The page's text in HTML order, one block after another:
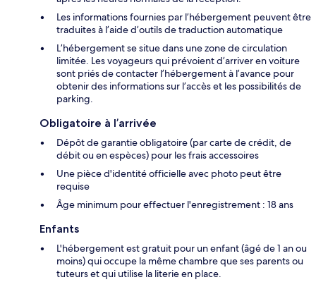
Les informations fournies par l’hébergement peuvent être
traduites à l’aide d’outils de traduction automatique
L’hébergement se situe dans une zone de circulation
limitée. Les voyageurs qui prévoient d’arriver en voiture
sont priés de contacter l’hébergement à l’avance pour
obtenir des informations sur l’accès et les possibilités de
parking.
Obligatoire à l’arrivée
Dépôt de garantie obligatoire (par carte de crédit, de
débit ou en espèces) pour les frais accessoires
Une pièce d'identité officielle avec photo peut être
requise
Âge minimum pour effectuer l'enregistrement : 18 ans
Enfants
L'hébergement est gratuit pour un enfant (âgé de 1 an ou
moins) qui occupe la même chambre que ses parents ou
tuteurs et qui utilise la literie en place.